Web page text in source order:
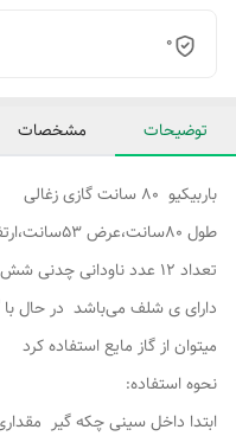
0
توضیحات مشخصات
باربیکیو 80 سانت گازی زغالی
طول 80سانت،عرض 53سانت،ارتفاع 115،دهنه 31سانت
تعداد 12 عدد ناودانی چدنی شش ضلعی
دارای ی شلف می‌باشد در حال با
میتوان از گاز مایع استفاده کرد
نحوه استفاده:
ابتدا داخل سینی چکه گیر